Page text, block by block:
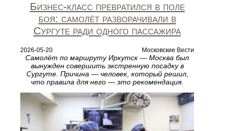
Бизнес-класс превратился в поле
боя: самолёт разворачивали в
Сургуте ради одного пассажира
2026-05-20 Московские Вести
Самолёт по маршруту Иркутск — Москва был
вынужден совершить экстренную посадку в
Сургуте. Причина — человек, который решил,
что правила для него — это рекомендация.